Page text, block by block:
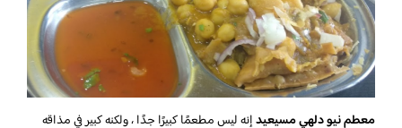
معطم نيو دلهي مسيعيدإنه ليس مطعمًا كبيرًا جدًا ، ولكنه كبير في مذاقه